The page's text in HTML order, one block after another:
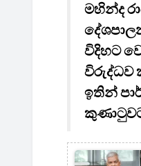
මහින්ද
විදිහට
විරුද්ධව
ඉතින්